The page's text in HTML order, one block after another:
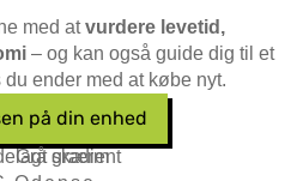
med atvurdere levetid,
– og kan også guide dig til et
ender med at købe nyt.
på din enhed